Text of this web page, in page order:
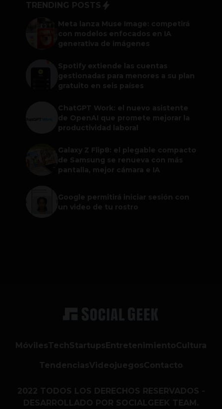
TRENDING POSTS
Meta lanza Muse Image: competirá
con modelos enfocados en IA
generativa de imágenes
Spotify extiende las cuentas
gestionadas para menores a su plan
gratuito en seis países
ChatGPT Work: el nuevo asistente
de OpenAI que promete mejorar la
productividad laboral
Galaxy Z Flip8: el plegable compacto
de Samsung se renueva con más
pantalla, mejor cámara e IA
Google permitirá iniciar sesión con
un video de tu rostro